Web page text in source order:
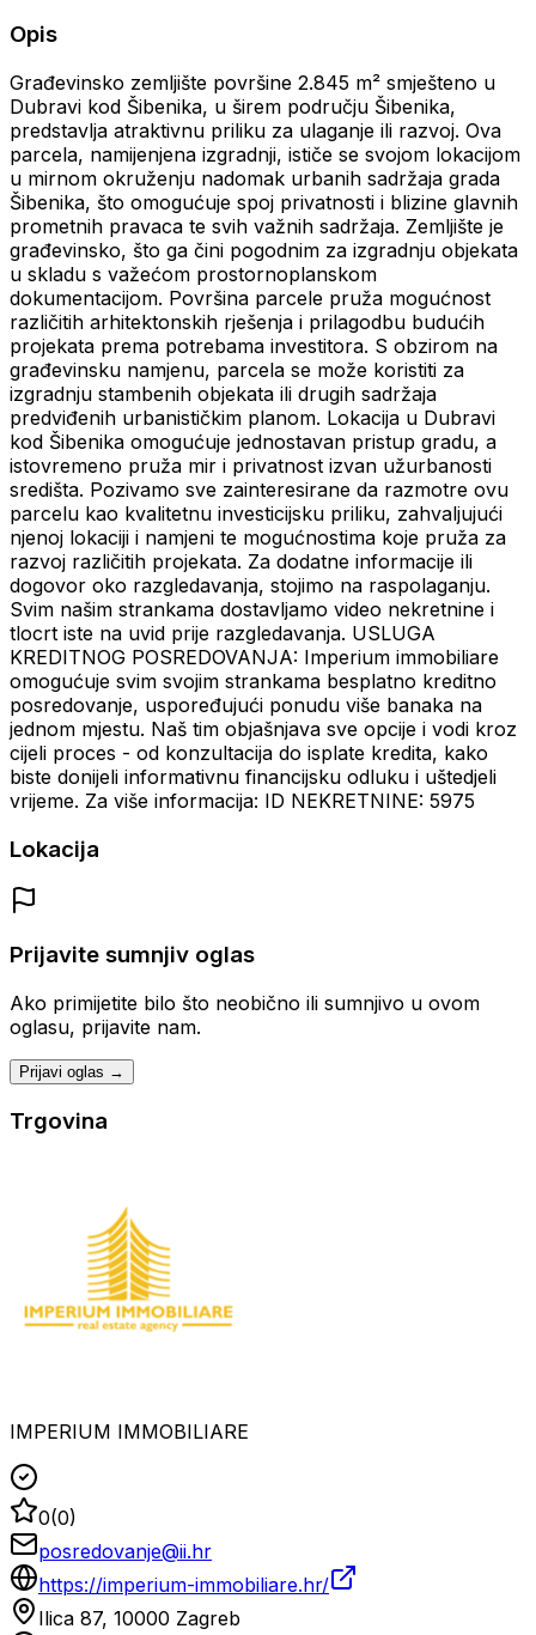
Opis
Građevinsko zemljište površine 2.845 m² smješteno u
Dubravi kod Šibenika, u širem području Šibenika,
predstavlja atraktivnu priliku za ulaganje ili razvoj. Ova
parcela, namijenjena izgradnji, ističe se svojom lokacijom
u mirnom okruženju nadomak urbanih sadržaja grada
Šibenika, što omogućuje spoj privatnosti i blizine glavnih
prometnih pravaca te svih važnih sadržaja. Zemljište je
građevinsko, što ga čini pogodnim za izgradnju objekata
u skladu s važećom prostornoplanskom
dokumentacijom. Površina parcele pruža mogućnost
različitih arhitektonskih rješenja i prilagodbu budućih
projekata prema potrebama investitora. S obzirom na
građevinsku namjenu, parcela se može koristiti za
izgradnju stambenih objekata ili drugih sadržaja
predviđenih urbanističkim planom. Lokacija u Dubravi
kod Šibenika omogućuje jednostavan pristup gradu, a
istovremeno pruža mir i privatnost izvan užurbanosti
središta. Pozivamo sve zainteresirane da razmotre ovu
parcelu kao kvalitetnu investicijsku priliku, zahvaljujući
njenoj lokaciji i namjeni te mogućnostima koje pruža za
razvoj različitih projekata. Za dodatne informacije ili
dogovor oko razgledavanja, stojimo na raspolaganju.
Svim našim strankama dostavljamo video nekretnine i
tlocrt iste na uvid prije razgledavanja. USLUGA
KREDITNOG POSREDOVANJA: Imperium immobiliare
omogućuje svim svojim strankama besplatno kreditno
posredovanje, uspoređujući ponudu više banaka na
jednom mjestu. Naš tim objašnjava sve opcije i vodi kroz
cijeli proces - od konzultacija do isplate kredita, kako
biste donijeli informativnu financijsku odluku i uštedjeli
vrijeme. Za više informacija: ID NEKRETNINE: 5975
Lokacija
Prijavite sumnjiv oglas
Ako primijetite bilo što neobično ili sumnjivo u ovom
oglasu, prijavite nam.
Prijavi oglas →
Trgovina
IMPERIUM IMMOBILIARE
0(0)
posredovanje@ii.hr
https://imperium-immobiliare.hr/
Ilica 87, 10000 Zagreb